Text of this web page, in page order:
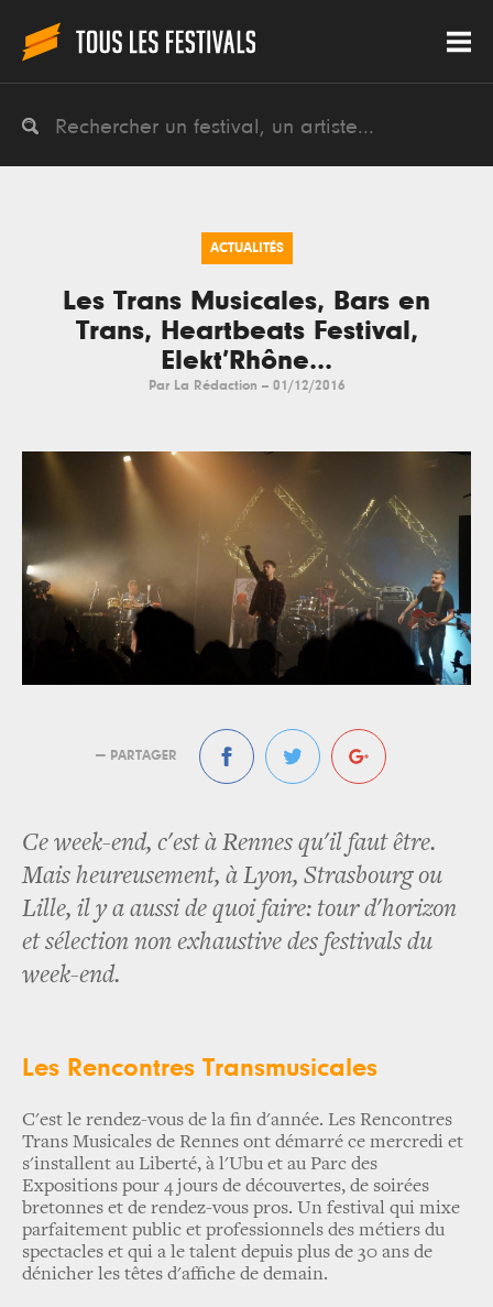
ACTUALITÉS
Les Trans Musicales, Bars en
Trans, Heartbeats Festival,
Elekt’Rhône...
Par La Rédaction -- 01/12/2016
— PARTAGER
Ce week-end, c'est à Rennes qu'il faut être.
Mais heureusement, à Lyon, Strasbourg ou
Lille, il y a aussi de quoi faire: tour d'horizon
et sélection non exhaustive des festivals du
week-end.
Les Rencontres Transmusicales
C'est le rendez-vous de la fin d'année. Les Rencontres
Trans Musicales de Rennes ont démarré ce mercredi et
s'installent au Liberté, à l'Ubu et au Parc des
Expositions pour 4 jours de découvertes, de soirées
bretonnes et de rendez-vous pros. Un festival qui mixe
parfaitement public et professionnels des métiers du
spectacles et qui a le talent depuis plus de 30 ans de
dénicher les têtes d'affiche de demain.